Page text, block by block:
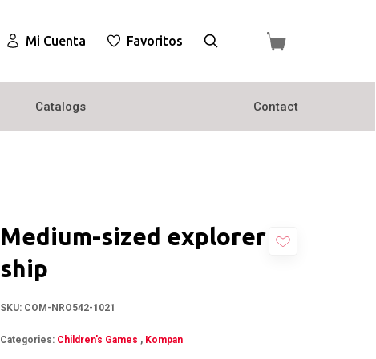
Mi Cuenta Favoritos
Catalogs Contact
Medium-sized explorer
ship
SKU: COM-NRO542-1021
Categories: Children's Games , Kompan